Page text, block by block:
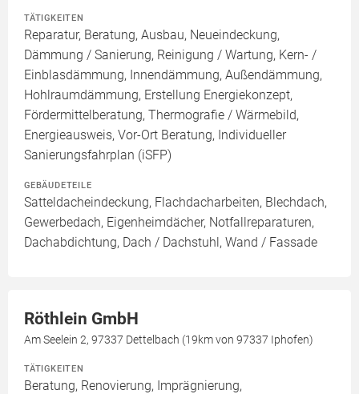
TÄTIGKEITEN
Reparatur, Beratung, Ausbau, Neueindeckung,
Dämmung / Sanierung, Reinigung / Wartung, Kern- /
Einblasdämmung, Innendämmung, Außendämmung,
Hohlraumdämmung, Erstellung Energiekonzept,
Fördermittelberatung, Thermografie / Wärmebild,
Energieausweis, Vor-Ort Beratung, Individueller
Sanierungsfahrplan (iSFP)
GEBÄUDETEILE
Satteldacheindeckung, Flachdacharbeiten, Blechdach,
Gewerbedach, Eigenheimdächer, Notfallreparaturen,
Dachabdichtung, Dach / Dachstuhl, Wand / Fassade
Röthlein GmbH
Am Seelein 2, 97337 Dettelbach (19km von 97337 Iphofen)
TÄTIGKEITEN
Beratung, Renovierung, Imprägnierung,